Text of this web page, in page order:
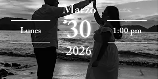
Lunes 30
Marzo
2026
1:00 pm